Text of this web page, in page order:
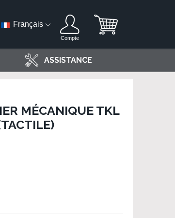
Français
Compte
ASSISTANCE
MÉCANIQUE TKL